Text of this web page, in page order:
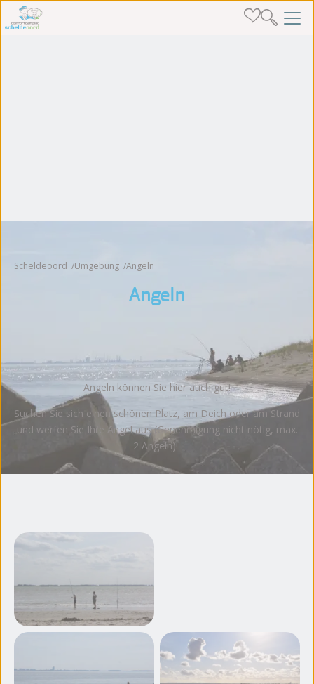
Scheldeoord Umgebung Angeln
Angeln
Angeln können Sie hier auch gut!
Suchen Sie sich einen schönen Platz, am Deich oder am Strand
und werfen Sie Ihre Angel aus (Genehmigung nicht nötig, max.
2 Angeln)!